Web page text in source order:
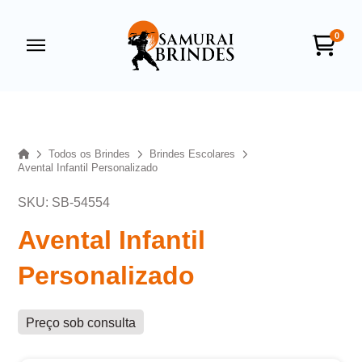
0
HomeTodos os Brindes
Brindes Escolares
Avental Infantil Personalizado
SKU: SB-54554
Avental Infantil
Personalizado
Preço sob consulta